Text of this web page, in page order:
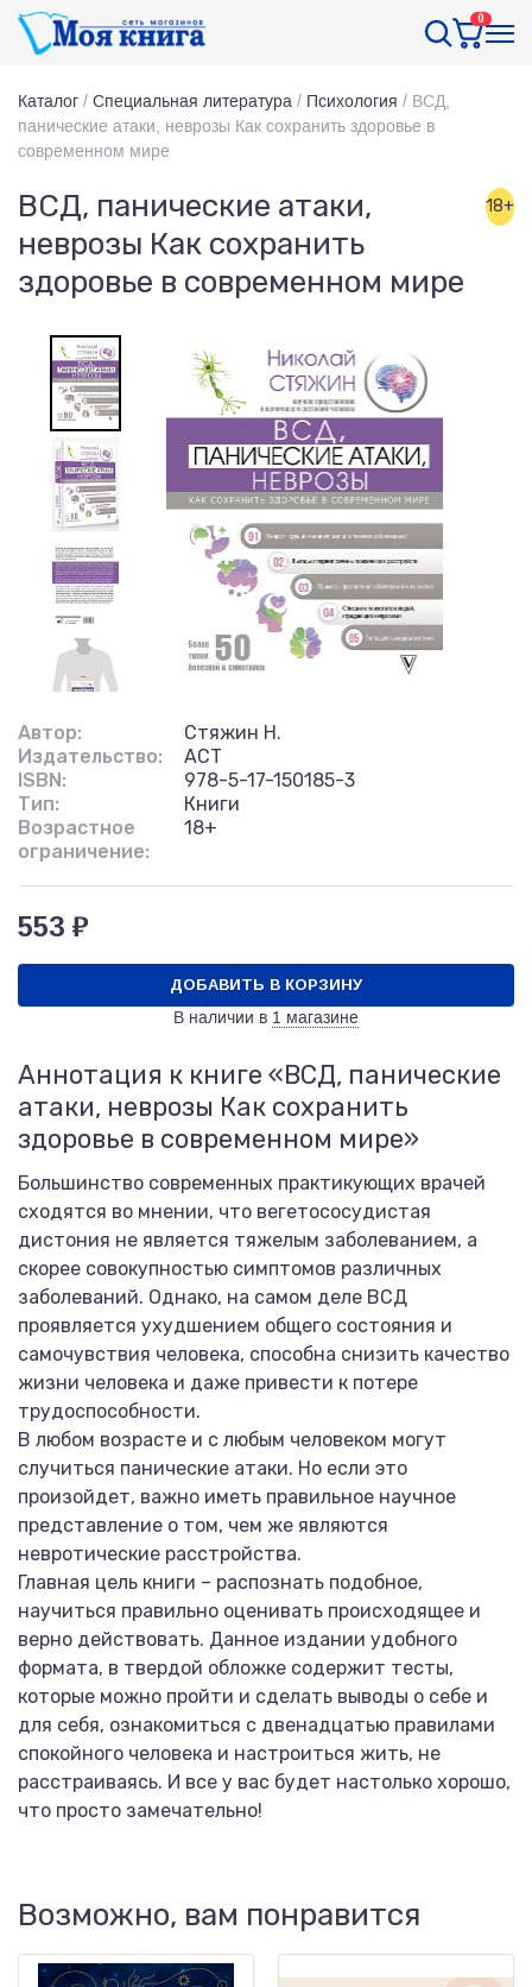
0
Каталог / Специальная литература / Психология / ВСД,
панические атаки, неврозы Как сохранить здоровье в
современном мире
ВСД, панические атаки,
неврозы Как сохранить
здоровье в современном мире
18+
Автор:
Стяжин Н.
Издательство:
АСТ
ISBN:
978-5-17-150185-3
Тип:
Книги
Возрастное
ограничение:
18+
553 ₽
ДОБАВИТЬ В КОРЗИНУ
В наличии в 1 магазине
Аннотация к книге «ВСД, панические
атаки, неврозы Как сохранить
здоровье в современном мире»
Большинство современных практикующих врачей
сходятся во мнении, что вегетососудистая
дистония не является тяжелым заболеванием, а
скорее совокупностью симптомов различных
заболеваний. Однако, на самом деле ВСД
проявляется ухудшением общего состояния и
самочувствия человека, способна снизить качество
жизни человека и даже привести к потере
трудоспособности.
В любом возрасте и с любым человеком могут
случиться панические атаки. Но если это
произойдет, важно иметь правильное научное
представление о том, чем же являются
невротические расстройства.
Главная цель книги – распознать подобное,
научиться правильно оценивать происходящее и
верно действовать. Данное издании удобного
формата, в твердой обложке содержит тесты,
которые можно пройти и сделать выводы о себе и
для себя, ознакомиться с двенадцатью правилами
спокойного человека и настроиться жить, не
расстраиваясь. И все у вас будет настолько хорошо,
что просто замечательно!
Возможно, вам понравится